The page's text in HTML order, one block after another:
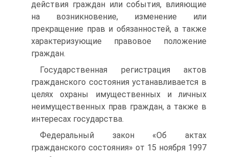
действия граждан или события, влияющие
на возникновение, изменение или
прекращение прав и обязанностей, а также
характеризующие правовое положение
граждан.
Государственная регистрация актов
гражданского состояния устанавливается в
целях охраны имущественных и личных
неимущественных прав граждан, а также в
интересах государства.
Федеральный закон «Об актах
гражданского состояния» от 15 ноября 1997